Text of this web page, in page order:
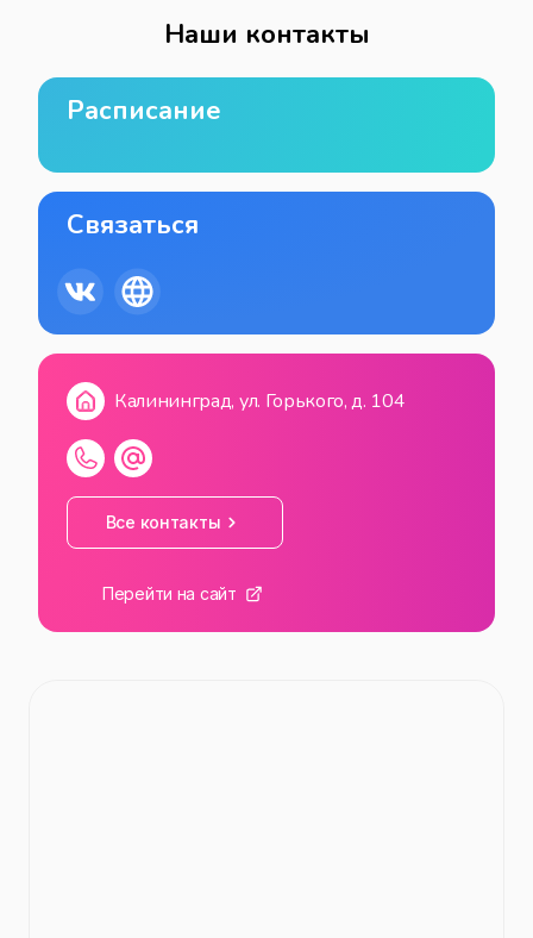
Наши контакты
Расписание
Связаться
Калининград, ул. Горького, д. 104
Все контакты
Перейти на сайт